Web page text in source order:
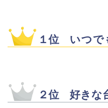
１位 いつで
２位 好きな